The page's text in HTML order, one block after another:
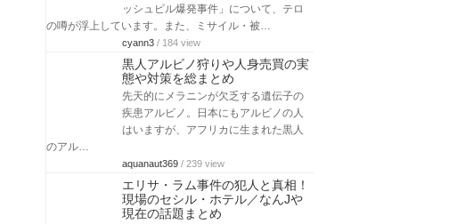
ッシュビル爆発事件」について、テロ
の噂が浮上しています。また、ミサイル・被…
cyann3 / 184 view
黒人アルビノ狩りや人身売買の実
態や対策を総まとめ
先天的にメラニンが欠乏する遺伝子の
疾患アルビノ。日本にもアルビノの人
はいますが、アフリカに生まれた黒人
のアル…
aquanaut369 / 239 view
エリサ・ラム事件の犯人と真相！
現場のセシル・ホテル／なんJや
現在の話題まとめ